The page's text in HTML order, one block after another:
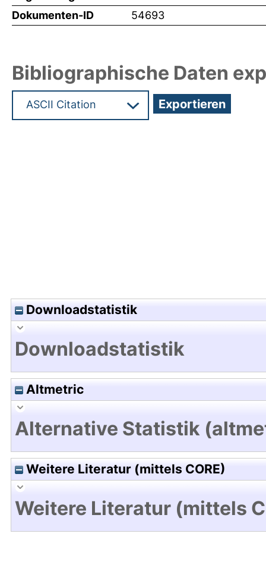
Dokumenten-ID
54693
Bibliographische Daten
Downloadstatistik
Downloadstatistik
Altmetric
Alternative Statistik
Weitere Literatur (mittels CORE)
Weitere Literatur (mittels